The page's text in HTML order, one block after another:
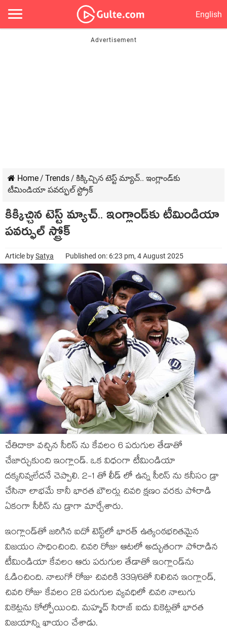
English
Home/ Trends/ కిక్కిచ్చిన టెస్ట్ మ్యాచ్.. ఇంగ్లాండ్‌కు
టీమిండియా పవర్ఫుల్ స్ట్రోక్
కిక్కిచ్చిన టెస్ట్ మ్యాచ్.. ఇంగ్లాండ్‌కు టీమిండియా
పవర్ఫుల్ స్ట్రోక్
Article bySatya Published on: 6:23 pm, 4 August 2025
చేతిదాకా వచ్చిన సీరిస్ ను కేవలం 6 పరుగుల తేడాతో
చేజార్చుకుంది ఇంగ్లాండ్‌. ఒక విధంగా టీమిండియా
దక్కనివ్వలేదనే చెప్పాలి. 2-1 తో లీడ్ లో ఉన్న సీరిస్ ను కనీసం డ్రా
చేసినా లాభమే కానీ భారత బౌలర్లు చివరి క్షణం వరకు పోరాడి
ఏకంగా సీరీస్ ను డ్రాగా మార్చేశారు.
ఇంగ్లాండ్‌తో జరిగిన ఐదో టెస్ట్‌లో భారత్ ఉత్కంఠభరితమైన
విజయం సాధించింది. చివరి రోజు ఆటలో అద్భుతంగా పోరాడిన
టీమిండియా కేవలం ఆరు పరుగుల తేడాతో ఇంగ్లాండ్‌ను
ఓడించింది. నాలుగో రోజు చివరికి 339/6తో నిలిచిన ఇంగ్లాండ్,
చివరి రోజు కేవలం 28 పరుగుల వ్యవధిలో చివరి నాలుగు
వికెట్లను కోల్పోయింది. మహ్మద్ సిరాజ్ ఐదు వికెట్లతో భారత
విజయాన్ని ఖాయం చేశాడు.